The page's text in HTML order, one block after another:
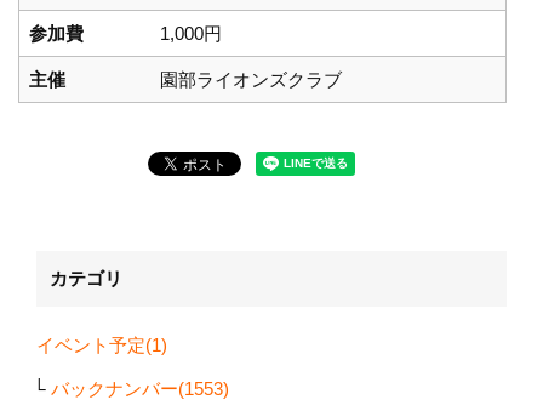
参加費 1,000円
主催 園部ライオンズクラブ
カテゴリ
イベント予定(1)
バックナンバー(1553)